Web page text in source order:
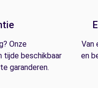
Onze
tijde beschikbaar
garanderen.
Van
en